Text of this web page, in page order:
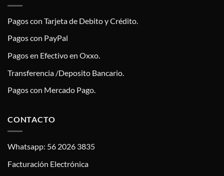
Pagos con Tarjeta de Debito y Crédito.
Pagos con PayPal
Pagos en Efectivo en Oxxo.
Transferencia /Deposito Bancario.
Pagos con Mercado Pago.
CONTACTO
Whatsapp: 56 2026 3835
Facturación Electrónica